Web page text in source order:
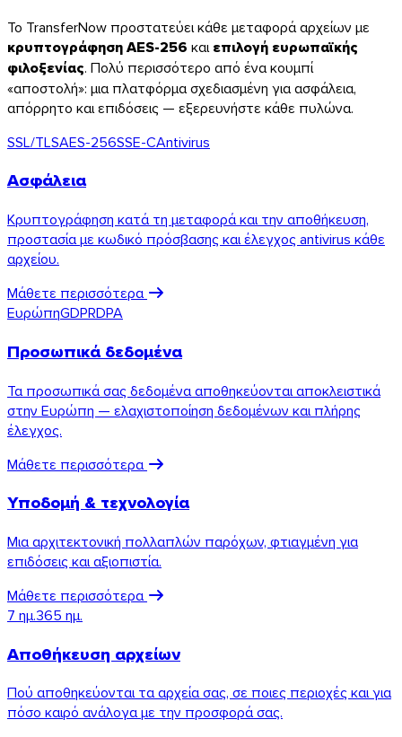
Windows
Το TransferNow προστατεύει κάθε μεταφορά αρχείων με
κρυπτογράφηση AES-256 καιεπιλογή ευρωπαϊκής
φιλοξενίας. Πολύ περισσότερο από ένα κουμπί
«αποστολή»: μια πλατφόρμα σχεδιασμένη για ασφάλεια,
απόρρητο και επιδόσεις — εξερευνήστε κάθε πυλώνα.
SSL/TLSAES-256SSE-CAntivirus
Ασφάλεια
Κρυπτογράφηση κατά τη μεταφορά και την αποθήκευση,
προστασία με κωδικό πρόσβασης και έλεγχος antivirus κάθε
αρχείου.
Μάθετε περισσότερα
ΕυρώπηGDPRDPA
Προσωπικά δεδομένα
Τα προσωπικά σας δεδομένα αποθηκεύονται αποκλειστικά
στην Ευρώπη — ελαχιστοποίηση δεδομένων και πλήρης
έλεγχος.
Μάθετε περισσότερα
Υποδομή & τεχνολογία
Μια αρχιτεκτονική πολλαπλών παρόχων, φτιαγμένη για
επιδόσεις και αξιοπιστία.
Μάθετε περισσότερα
7 ημ.365 ημ.
Αποθήκευση αρχείων
Πού αποθηκεύονται τα αρχεία σας, σε ποιες περιοχές και για
πόσο καιρό ανάλογα με την προσφορά σας.